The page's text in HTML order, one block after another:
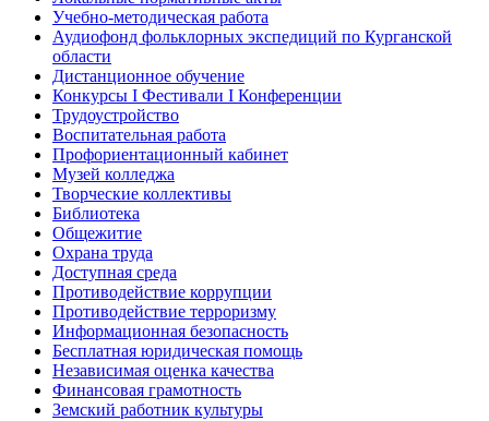
Учебно-методическая работа
Аудиофонд фольклорных экспедиций по Курганской
области
Дистанционное обучение
Конкурсы I Фестивали I Конференции
Трудоустройство
Воспитательная работа
Профориентационный кабинет
Музей колледжа
Творческие коллективы
Библиотека
Общежитие
Охрана труда
Доступная среда
Противодействие коррупции
Противодействие терроризму
Информационная безопасность
Бесплатная юридическая помощь
Независимая оценка качества
Финансовая грамотность
Земский работник культуры